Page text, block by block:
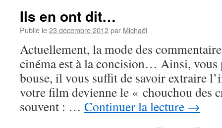
contenu
Ils en ont dit…
Publié le23 décembre 2012par Michaël
Actuellement, la mode des
cinéma est à la concision… Ainsi, vous
bouse, il vous suffit de savoir extraire
votre film devienne le « chouchou des
souvent : … Continuer la lecture →